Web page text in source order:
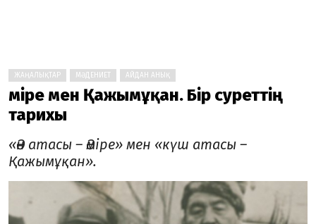
ЖАҢАЛЫҚТАР МӘДЕНИЕТ АЙДАН АНЫҚ
Әміре мен Қажымұқан. Бір суреттің
тарихы
«Ән атасы – Әміре» мен «күш атасы –
Қажымұқан».